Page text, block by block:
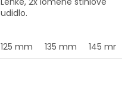
135 mm 145 mm
udidlo.
125 mm 135 mm 145 mm